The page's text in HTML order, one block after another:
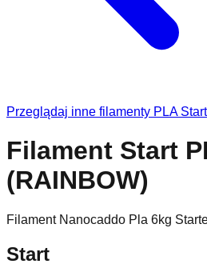
Przeglądaj inne filamenty PLA Start
Filament Start
(RAINBOW)
Filament Nanocaddo Pla 6kg
Start